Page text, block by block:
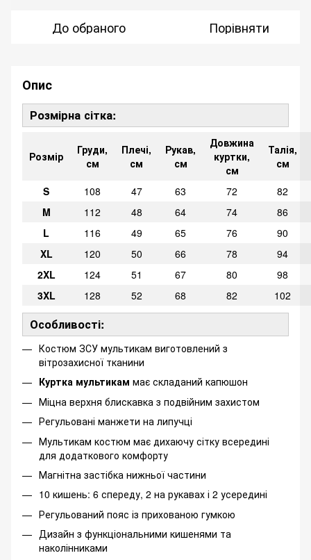
До обраного Порівняти
Опис
Розмірна сітка:
Розмір
Груди,
см
Плечі,
см
Рукав,
см
Довжина
куртки,
см
Талія,
см
S
108 47 63 72
82
M
112 48 64 74
86
L
116 49 65 76
90
XL
120 50 66 78
94
2XL
124 51 67 80
98
3XL
128 52 68 82 102
Особливості:
Костюм ЗСУ мультикам виготовлений з
вітрозахисної тканини
Куртка мультикам має складаний капюшон
Міцна верхня блискавка з подвійним захистом
Регульовані манжети на липучці
Мультикам костюм має дихаючу сітку всередині
для додаткового комфорту
Магнітна застібка нижньої частини
10 кишень: 6 спереду, 2 на рукавах і 2 усередині
Регульований пояс із прихованою гумкою
Дизайн з функціональними кишенями та
наколінниками